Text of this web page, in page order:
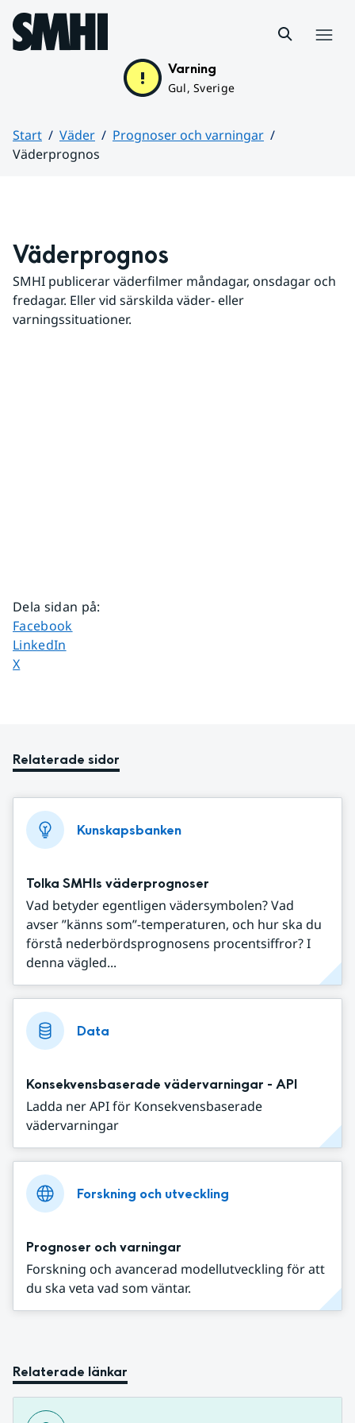
Hoppa till sidans innehåll
Varning
Gul, Sverige
Start Väder
Prognoser och varningar
Väderprognos
Väderprognos
SMHI publicerar väderfilmer måndagar, onsdagar och
fredagar. Eller vid särskilda väder- eller
varningssituationer.
Dela sidan på:
Dela sidan på
Facebook
Dela sidan på
LinkedIn
Dela sidan på
X
Relaterade sidor
Kunskapsbanken
Tolka SMHIs väderprognoser
Vad betyder egentligen vädersymbolen? Vad
avser ”känns som”-temperaturen, och hur ska du
förstå nederbördsprognosens procentsiffror? I
denna vägled...
Data
Konsekvensbaserade vädervarningar - API
Ladda ner API för Konsekvensbaserade
vädervarningar
Forskning och utveckling
Prognoser och varningar
Forskning och avancerad modellutveckling för att
du ska veta vad som väntar.
Relaterade länkar